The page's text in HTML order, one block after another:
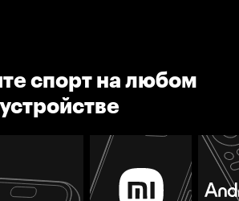
спорт на любом
устройстве